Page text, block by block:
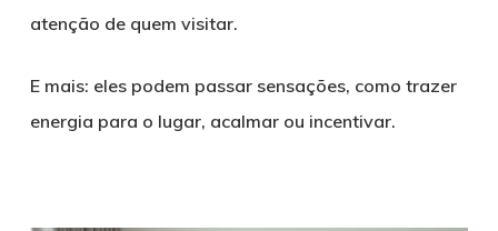
atenção de quem visitar.
E mais: eles podem passar sensações, como trazer
energia para o lugar, acalmar ou incentivar.